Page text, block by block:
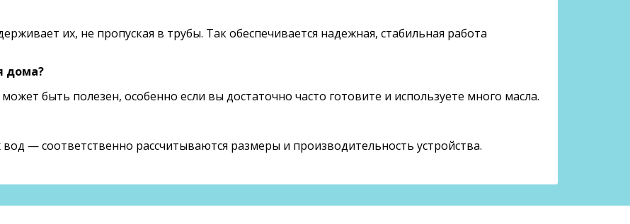
их, не пропуская в трубы. Так обеспечивается надежная, стабильная работа
дома?
быть полезен, особенно если вы достаточно часто готовите и используете много масла.
— соответственно рассчитываются размеры и производительность устройства.